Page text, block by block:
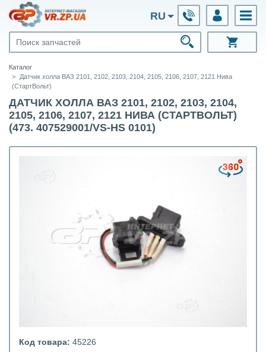
RU
Каталог
Датчик холла ВАЗ 2101, 2102, 2103, 2104, 2105, 2106, 2107, 2121 Нива
(СтартВольт)
ДАТЧИК ХОЛЛА ВАЗ 2101, 2102, 2103, 2104,
2105, 2106, 2107, 2121 НИВА (СТАРТВОЛЬТ)
(473. 407529001/VS-HS 0101)
Код товара: 45226